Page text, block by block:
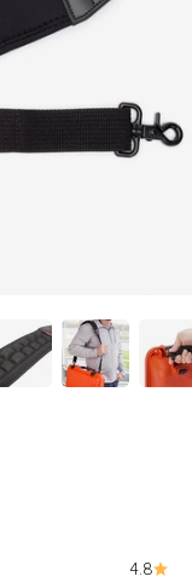
4.8